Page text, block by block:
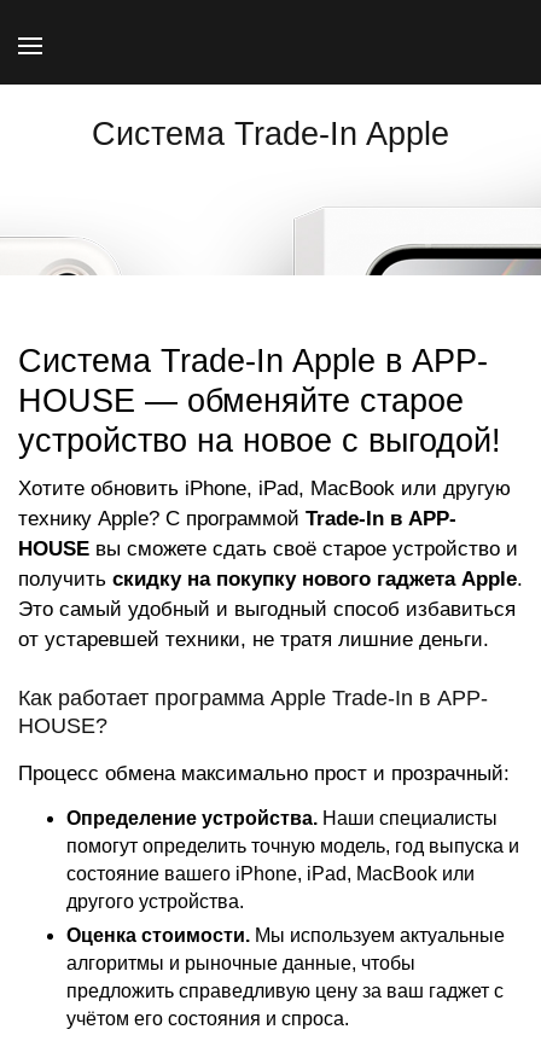
Система Trade-In Apple
Система Trade-In Apple в APP-
HOUSE — обменяйте старое
устройство на новое с выгодой!
Хотите обновить iPhone, iPad, MacBook или другую
технику Apple? С программой Trade-In в APP-
HOUSE вы сможете сдать своё старое устройство и
получить скидку на покупку нового гаджета Apple.
Это самый удобный и выгодный способ избавиться
от устаревшей техники, не тратя лишние деньги.
Как работает программа Apple Trade-In в APP-
HOUSE?
Процесс обмена максимально прост и прозрачный:
Определение устройства. Наши специалисты
помогут определить точную модель, год выпуска и
состояние вашего iPhone, iPad, MacBook или
другого устройства.
Оценка стоимости. Мы используем актуальные
алгоритмы и рыночные данные, чтобы
предложить справедливую цену за ваш гаджет с
учётом его состояния и спроса.